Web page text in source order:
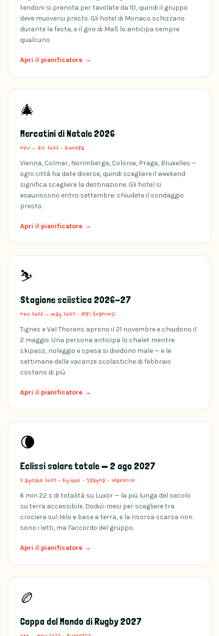
tendoni si prenota per tavolate da 10, quindi il gruppo
deve muoversi presto. Gli hotel di Monaco schizzano
durante la festa, e il giro di Maß lo anticipa sempre
qualcuno.
Apri il pianificatore →
🎄
Mercatini di Natale 2026
nov – dic 2026 · Europa
Vienna, Colmar, Norimberga, Colonia, Praga, Bruxelles —
ogni città ha date diverse, quindi scegliere il weekend
significa scegliere la destinazione. Gli hotel si
esauriscono entro settembre: chiudete il sondaggio
presto.
Apri il pianificatore →
⛷️
Stagione sciistica 2026-27
nov 2026 – mag 2027 · Alpi francesi
Tignes e Val Thorens aprono il 21 novembre e chiudono il
2 maggio. Una persona anticipa lo chalet mentre
skipass, noleggio e spesa si dividono male — e le
settimane delle vacanze scolastiche di febbraio
costano di più.
Apri il pianificatore →
🌘
Eclissi solare totale — 2 ago 2027
2 agosto 2027 · Egitto · Spagna · Marocco
6 min 22 s di totalità su Luxor — la più lunga del secolo
su terra accessibile. Dodici mesi per scegliere tra
crociera sul Nilo e base a terra, e la risorsa scarsa non
sono i letti, ma l'accordo del gruppo.
Apri il pianificatore →
🏉
Coppa del Mondo di Rugby 2027